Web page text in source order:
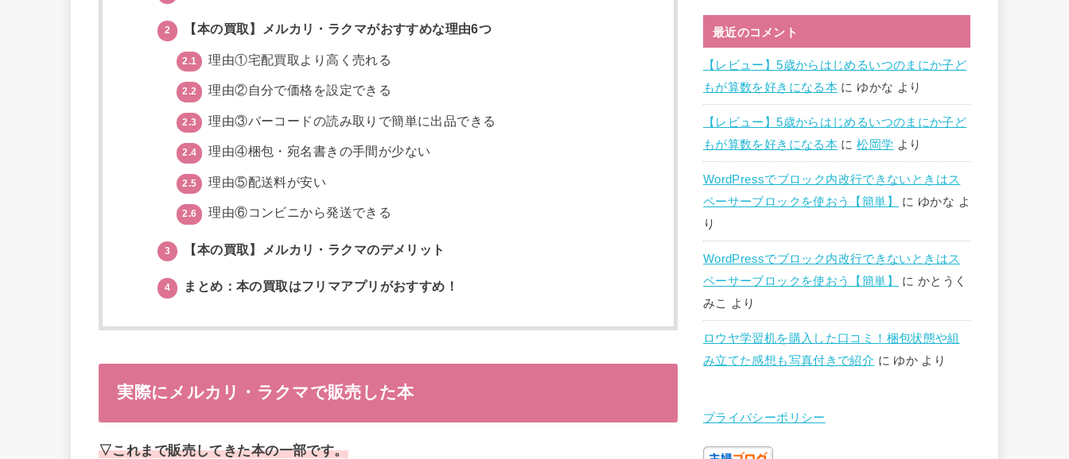
2 【本の買取】メルカリ・ラクマがおすすめな理由6つ
2.1 理由①宅配買取より高く売れる
2.2 理由②自分で価格を設定できる
2.3 理由③バーコードの読み取りで簡単に出品できる
2.4 理由④梱包・宛名書きの手間が少ない
2.5 理由⑤配送料が安い
2.6 理由⑥コンビニから発送できる
3 【本の買取】メルカリ・ラクマのデメリット
4 まとめ：本の買取はフリマアプリがおすすめ！
実際にメルカリ・ラクマで販売した本
▽これまで販売してきた本の一部です。
最近のコメント
【レビュー】5歳からはじめるいつのまにか子ど
もが算数を好きになる本 に ゆかな より
【レビュー】5歳からはじめるいつのまにか子ど
もが算数を好きになる本 に松岡学 より
WordPressでブロック内改行できないときはス
ペーサーブロックを使おう【簡単】
に ゆかな よ
り
WordPressでブロック内改行できないときはス
ペーサーブロックを使おう【簡単】
にかとうく
みこ
より
ロウヤ学習机を購入した口コミ！梱包状態や組
み立てた感想も写真付きで紹介 に ゆか より
プライバシーポリシー